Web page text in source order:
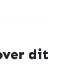
dit